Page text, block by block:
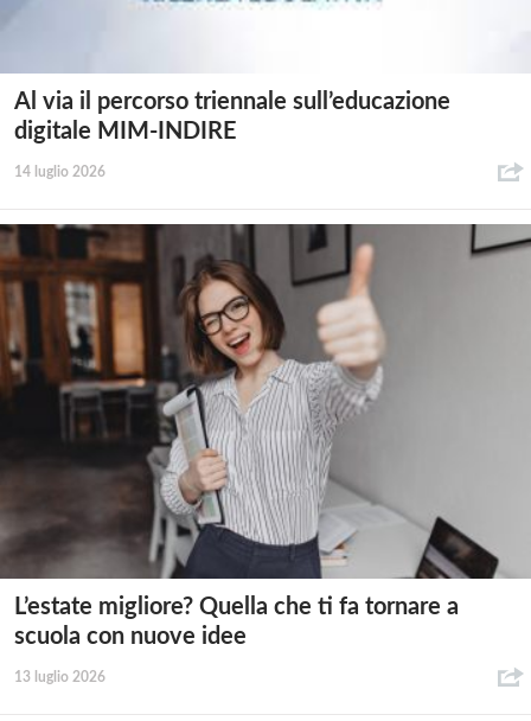
Al via il percorso triennale sull’educazione
digitale MIM-INDIRE
14 luglio 2026
L’estate migliore? Quella che ti fa tornare a
scuola con nuove idee
13 luglio 2026